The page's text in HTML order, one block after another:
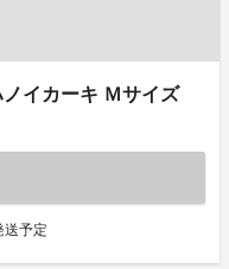
ノイカーキ Ｍサイズ
送予定